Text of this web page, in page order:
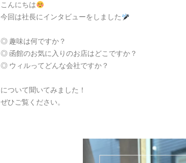
こんにちは
今回は社長にインタビューをしました
◎ 趣味は何ですか？
◎ 函館のお気に入りのお店はどこですか？
◎ ウィルってどんな会社ですか？
について聞いてみました！
ぜひご覧ください。